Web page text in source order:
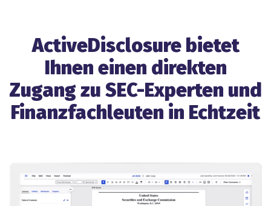
ActiveDisclosure bietet
Ihnen einen direkten
Zugang zu SEC-Experten und
Finanzfachleuten in Echtzeit